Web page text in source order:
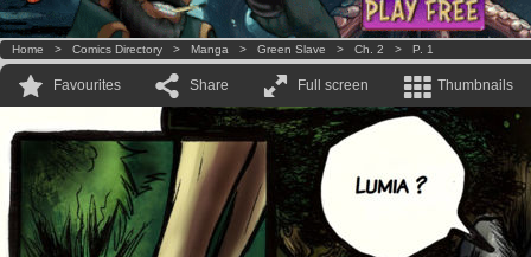
Home > Comics Directory > Manga > Green Slave > Ch. 2 > P. 1
Favourites Share Full screen Thumbnails